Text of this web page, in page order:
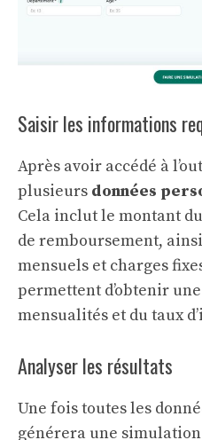
Saisir les informations
Après avoir accédé à
plusieurs données
Cela inclut le montant
de remboursement,
mensuels et charges
permettent d’obtenir
mensualités et du taux
Analyser les résultats
Une fois toutes les
générera une